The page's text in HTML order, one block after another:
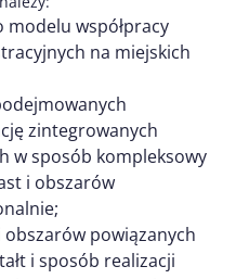
współpracy
na miejskich
zintegrowanych
w sposób kompleksowy
i obszarów
obszarów powiązanych
i sposób realizacji